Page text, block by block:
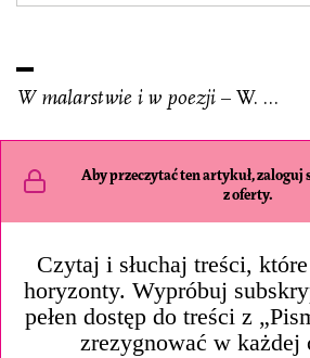
W malarstwie i w poezji – W. …
Aby przeczytać ten artykuł, zaloguj
z oferty.
Czytaj i słuchaj treści,
horyzonty. Wypróbuj
pełen dostęp do treści z
zrezygnować w każdej